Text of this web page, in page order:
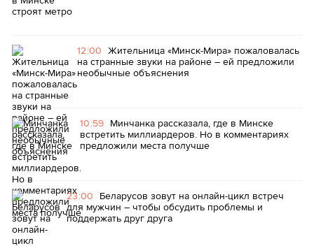
12:00 Жительница «Минск-Мира» пожаловалась
на странные звуки на районе – ей предложили
необычные объяснения
10:59 Минчанка рассказала, где в Минске
встретить миллиардеров. Но в комментариях
предложили места получше
23:00 Беларусов зовут на онлайн-цикл встреч
для мужчин – чтобы обсудить проблемы и
поддержать друг друга